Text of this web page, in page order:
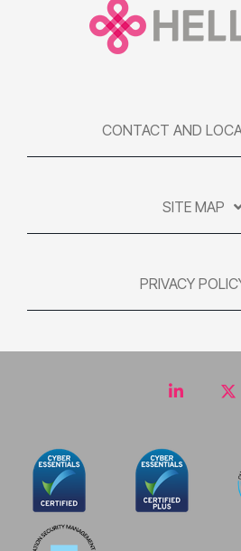
CONTACT AND
SITE MAP
PRIVACY